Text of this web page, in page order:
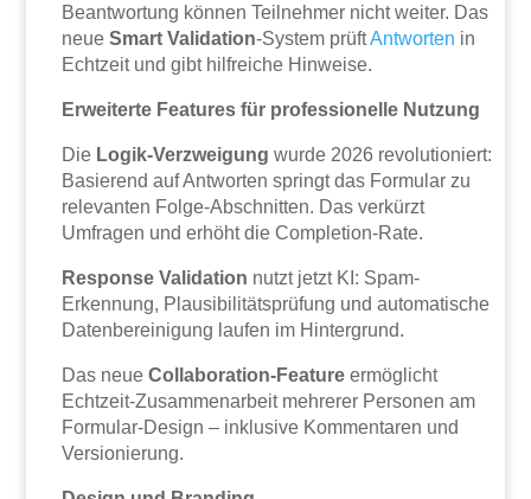
Beantwortung können Teilnehmer nicht weiter. Das
neueSmart Validation-System prüftAntworten in
Echtzeit und gibt hilfreiche Hinweise.
Erweiterte Features für professionelle Nutzung
Die Logik-Verzweigung wurde 2026 revolutioniert:
Basierend auf Antworten springt das Formular zu
relevanten Folge-Abschnitten. Das verkürzt
Umfragen und erhöht die Completion-Rate.
Response Validation nutzt jetzt KI: Spam-
Erkennung, Plausibilitätsprüfung und automatische
Datenbereinigung laufen im Hintergrund.
Das neueCollaboration-Feature ermöglicht
Echtzeit-Zusammenarbeit mehrerer Personen am
Formular-Design – inklusive Kommentaren und
Versionierung.